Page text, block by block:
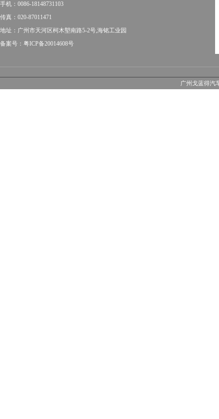
手机：0086-18148731103
传真：020-87011471
地址：广州市天河区柯木塱南路5-2号,海铭工业园
备案号：粤ICP备20014608号
广州戈蓝得汽